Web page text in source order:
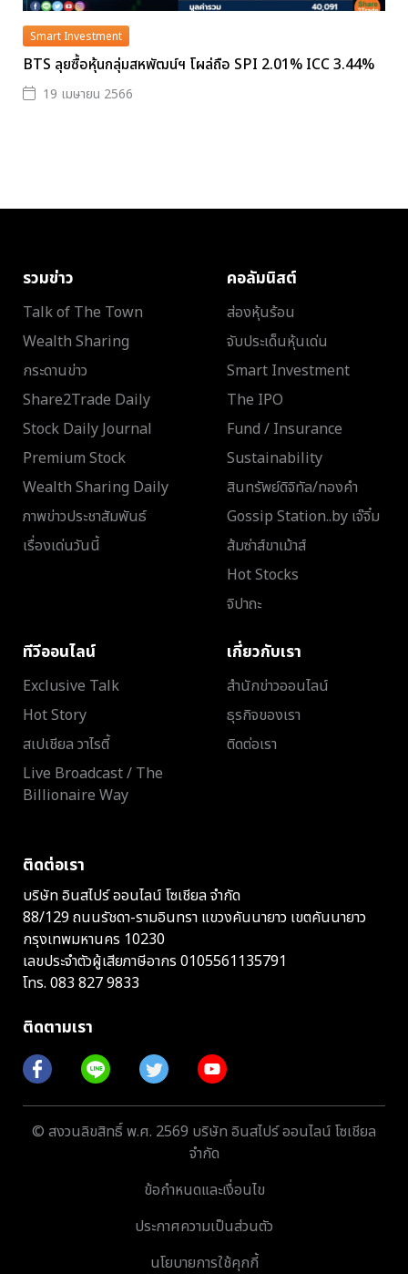
Smart Investment
BTS ลุยซื้อหุ้นกลุ่มสหพัฒน์ฯ โผล่ถือ SPI 2.01% ICC 3.44%
19 เมษายน 2566
รวมข่าว
Talk of The Town
Wealth Sharing
กระดานข่าว
Share2Trade Daily
Stock Daily Journal
Premium Stock
Wealth Sharing Daily
ภาพข่าวประชาสัมพันธ์
เรื่องเด่นวันนี้
คอลัมนิสต์
ส่องหุ้นร้อน
จับประเด็นหุ้นเด่น
Smart Investment
The IPO
Fund / Insurance
Sustainability
สินทรัพย์ดิจิทัล/ทองคำ
Gossip Station..by เจ๊จิ๋ม
ส้มซ่าส์ขาเม้าส์
Hot Stocks
จิปาถะ
ทีวีออนไลน์
Exclusive Talk
Hot Story
สเปเชียล วาไรตี้
Live Broadcast / The
Billionaire Way
เกี่ยวกับเรา
สำนักข่าวออนไลน์
ธุรกิจของเรา
ติดต่อเรา
ติดต่อเรา
บริษัท อินสไปร์ ออนไลน์ โซเชียล จำกัด
88/129 ถนนรัชดา-รามอินทรา แขวงคันนายาว เขตคันนายาว
กรุงเทพมหานคร 10230
เลขประจำตัวผู้เสียภาษีอากร 0105561135791
โทร. 083 827 9833
ติดตามเรา
© สงวนลิขสิทธิ์ พ.ศ. 2569 บริษัท อินสไปร์ ออนไลน์ โซเชียล
จำกัด
ข้อกำหนดและเงื่อนไข
ประกาศความเป็นส่วนตัว
นโยบายการใช้คุกกี้